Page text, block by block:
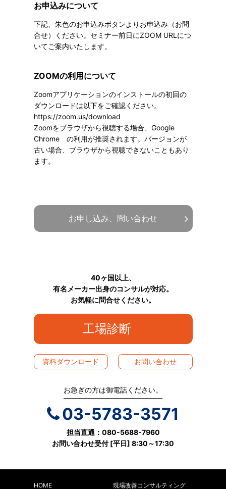
お申込みについて
下記、朱色のお申込みボタンよりお申込み（お問
合せ）ください。セミナー前日にZOOM URLにつ
いてご案内いたします。
ZOOMの利用について
Zoomアプリケーションのインストールの初回の
ダウンロードは以下をご確認ください。
https://zoom.us/download
Zoomをブラウザから視聴する場合、Google
Chrome の利用が推奨されます。バージョンが
古い場合、ブラウザから視聴できないこともあり
ます。
お申し込み、問い合わせ
40ヶ国以上、
有名メーカー出身のコンサルが対応。
お気軽に問合せください。
工場診断
資料ダウンロード お問い合わせ
お急ぎの方は御電話ください。
03-5783-3571
担当直通：080-5688-7960
お問い合わせ受付 [平日] 8:30～17:30
HOME 現場改善コンサルティング